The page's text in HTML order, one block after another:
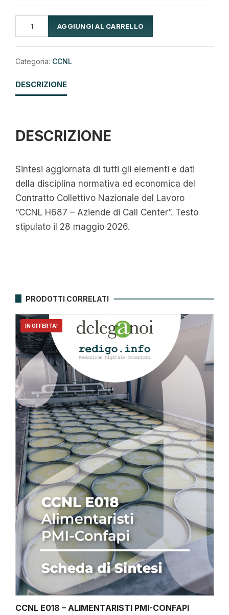
H687
-
Call
Center
AGGIUNGI AL CARRELLO
Alternative:
Categoria: CCNL
DESCRIZIONE
DESCRIZIONE
Sintesi aggiornata di tutti gli elementi e dati
della disciplina normativa ed economica del
Contratto Collettivo Nazionale del Lavoro
“CCNL H687 – Aziende di Call Center”. Testo
stipulato il 28 maggio 2026.
PRODOTTI CORRELATI
IN OFFERTA!
CCNL E018 – ALIMENTARISTI PMI-CONFAPI